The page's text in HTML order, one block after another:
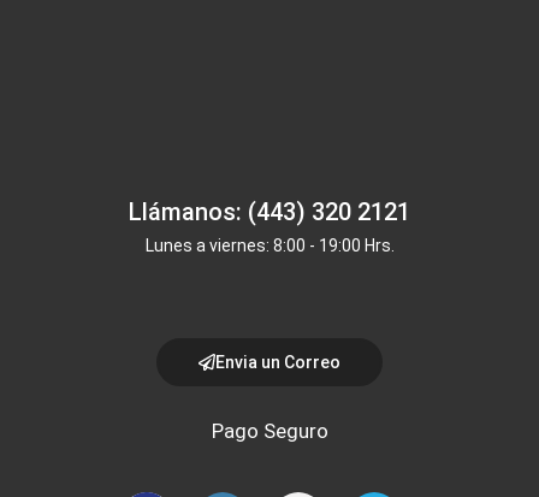
Llámanos: (443) 320 2121
Lunes a viernes: 8:00 - 19:00 Hrs.
Envia un Correo
Pago Seguro